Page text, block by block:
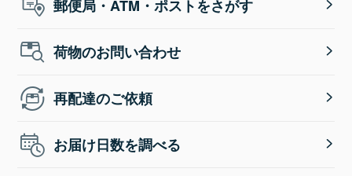
郵便局・ATM・ポストをさがす
荷物のお問い合わせ
再配達のご依頼
お届け日数を調べる